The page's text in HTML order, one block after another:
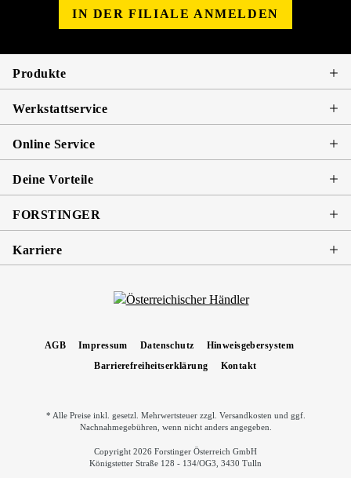
IN DER FILIALE ANMELDEN
Produkte
Werkstattservice
Online Service
Deine Vorteile
FORSTINGER
Karriere
AGB Impressum Datenschutz
Hinweisgebersystem
Barrierefreiheitserklärung
Kontakt
* Alle Preise inkl. gesetzl. Mehrwertsteuer zzgl. Versandkosten und ggf.
Nachnahmegebühren, wenn nicht anders angegeben.
Copyright 2026 Forstinger Österreich GmbH
Königstetter Straße 128 - 134/OG3, 3430 Tulln